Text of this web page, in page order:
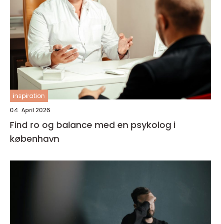
inspiration
04. April 2026
Find ro og balance med en psykolog i
københavn